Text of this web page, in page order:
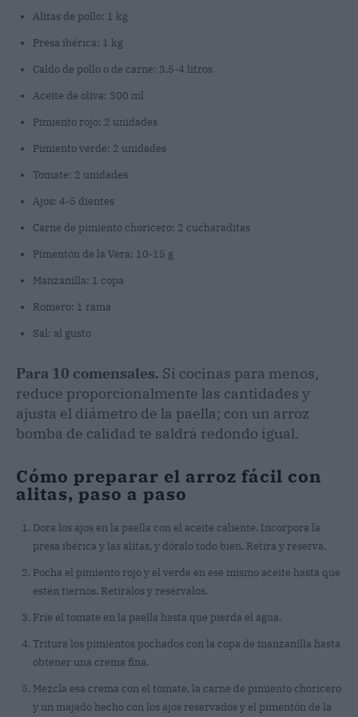
Alitas de pollo: 1 kg
Presa ibérica: 1 kg
Caldo de pollo o de carne: 3,5-4 litros
Aceite de oliva: 300 ml
Pimiento rojo: 2 unidades
Pimiento verde: 2 unidades
Tomate: 2 unidades
Ajos: 4-5 dientes
Carne de pimiento choricero: 2 cucharaditas
Pimentón de la Vera: 10-15 g
Manzanilla: 1 copa
Romero: 1 rama
Sal: al gusto
Para 10 comensales. Si cocinas para menos,
reduce proporcionalmente las cantidades y
ajusta el diámetro de la paella; con un arroz
bomba de calidad te saldrá redondo igual.
Cómo preparar el arroz fácil con
alitas, paso a paso
Dora los ajos en la paella con el aceite caliente. Incorpora la
presa ibérica y las alitas, y dóralo todo bien. Retira y reserva.
Pocha el pimiento rojo y el verde en ese mismo aceite hasta que
estén tiernos. Retíralos y resérvalos.
Fríe el tomate en la paella hasta que pierda el agua.
Tritura los pimientos pochados con la copa de manzanilla hasta
obtener una crema fina.
Mezcla esa crema con el tomate, la carne de pimiento choricero
y un majado hecho con los ajos reservados y el pimentón de la